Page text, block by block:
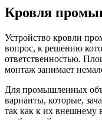
Кровля
Устройство кровли
вопрос, к решению
ответственностью.
монтаж занимает
Для промышленных
варианты, которые,
так как к их внешнему